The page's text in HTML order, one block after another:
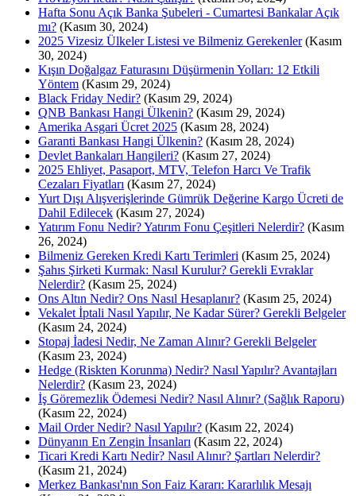
Hafta Sonu Açık Banka Şubeleri - Cumartesi Bankalar Açık
mı? (Kasım 30, 2024)
2025 Vizesiz Ülkeler Listesi ve Bilmeniz Gerekenler (Kasım
30, 2024)
Kışın Doğalgaz Faturasını Düşürmenin Yolları: 12 Etkili
Yöntem (Kasım 29, 2024)
Black Friday Nedir? (Kasım 29, 2024)
QNB Bankası Hangi Ülkenin? (Kasım 29, 2024)
Amerika Asgari Ücret 2025 (Kasım 28, 2024)
Garanti Bankası Hangi Ülkenin? (Kasım 28, 2024)
Devlet Bankaları Hangileri? (Kasım 27, 2024)
2025 Ehliyet, Pasaport, MTV, Telefon Harcı Ve Trafik
Cezaları Fiyatları (Kasım 27, 2024)
Yurt Dışı Alışverişlerinde Gümrük Değerine Kargo Ücreti de
Dahil Edilecek (Kasım 27, 2024)
Yatırım Fonu Nedir? Yatırım Fonu Çeşitleri Nelerdir? (Kasım
26, 2024)
Bilmeniz Gereken Kredi Kartı Terimleri (Kasım 25, 2024)
Şahıs Şirketi Kurmak: Nasıl Kurulur? Gerekli Evraklar
Nelerdir? (Kasım 25, 2024)
Ons Altın Nedir? Ons Nasıl Hesaplanır? (Kasım 25, 2024)
Vekalet İptali Nasıl Yapılır, Ne Kadar Sürer? Gerekli Belgeler
(Kasım 24, 2024)
Stopaj İadesi Nedir, Ne Zaman Alınır? Gerekli Belgeler
(Kasım 23, 2024)
Hedge (Riskten Korunma) Nedir? Nasıl Yapılır? Avantajları
Nelerdir? (Kasım 23, 2024)
İş Göremezlik Ödemesi Nedir? Nasıl Alınır? (Sağlık Raporu)
(Kasım 22, 2024)
Mail Order Nedir? Nasıl Yapılır? (Kasım 22, 2024)
Dünyanın En Zengin İnsanları (Kasım 22, 2024)
Ticari Kredi Kartı Nedir? Nasıl Alınır? Şartları Nelerdir?
(Kasım 21, 2024)
Merkez Bankası'nın Son Faiz Kararı: Kararlılık Mesajı